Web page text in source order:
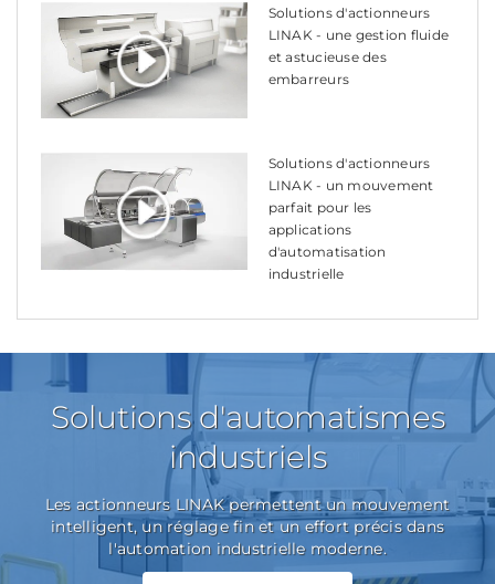
Solutions d'actionneurs
LINAK - une gestion fluide
et astucieuse des
embarreurs
Solutions d'actionneurs
LINAK - un mouvement
parfait pour les
applications
d'automatisation
industrielle
Solutions d'automatismes
industriels
Les actionneurs LINAK permettent un mouvement
intelligent, un réglage fin et un effort précis dans
l'automation industrielle moderne.